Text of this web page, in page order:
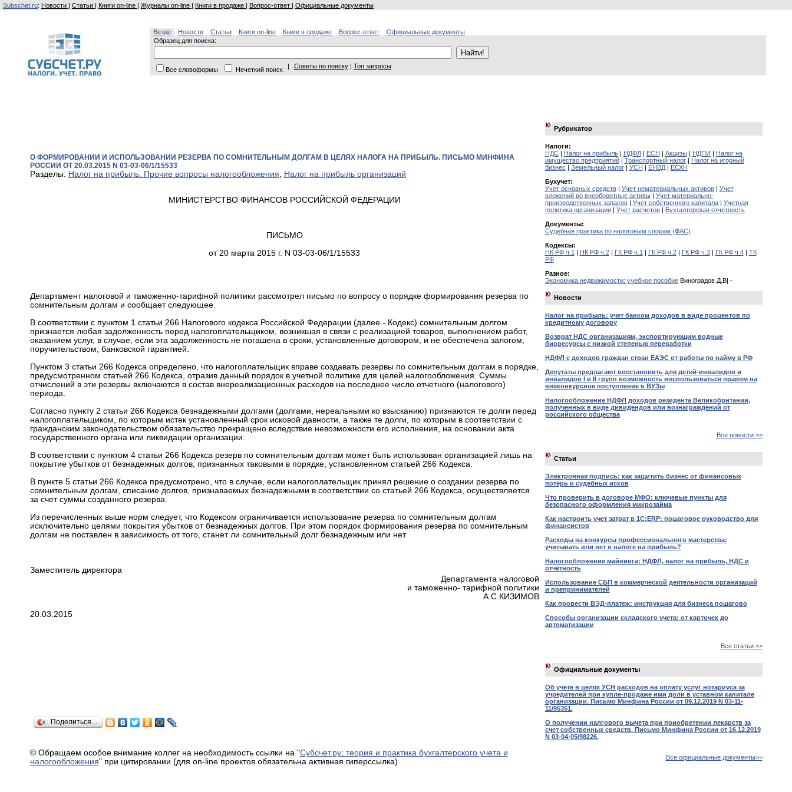
Subschet.ru: Новости | Статьи | Книги on-line | Журналы on-line | Книги в продаже | Вопрос-ответ | Официальные документы
Везде Новости Статьи Книги on-line Книги в продаже Вопрос-ответ
Официальные документы
Образец для поиска:
Все словоформы Нечеткий поиск | Советы по поиску | Топ запросы
О ФОРМИРОВАНИИ И ИСПОЛЬЗОВАНИИ РЕЗЕРВА ПО СОМНИТЕЛЬНЫМ ДОЛГАМ В ЦЕЛЯХ НАЛОГА НА ПРИБЫЛЬ. ПИСЬМО МИНФИНА
РОССИИ ОТ 20.03.2015 N 03-03-06/1/15533
Разделы: Налог на прибыль. Прочие вопросы налогообложения, Налог на прибыль организаций
МИНИСТЕРСТВО ФИНАНСОВ РОССИЙСКОЙ ФЕДЕРАЦИИ
ПИСЬМО
от 20 марта 2015 г. N 03-03-06/1/15533
Департамент налоговой и таможенно-тарифной политики рассмотрел письмо по вопросу о порядке формирования резерва по
сомнительным долгам и сообщает следующее.
В соответствии с пунктом 1 статьи 266 Налогового кодекса Российской Федерации (далее - Кодекс) сомнительным долгом
признается любая задолженность перед налогоплательщиком, возникшая в связи с реализацией товаров, выполнением работ,
оказанием услуг, в случае, если эта задолженность не погашена в сроки, установленные договором, и не обеспечена залогом,
поручительством, банковской гарантией.
Пунктом 3 статьи 266 Кодекса определено, что налогоплательщик вправе создавать резервы по сомнительным долгам в порядке,
предусмотренном статьей 266 Кодекса, отразив данный порядок в учетной политике для целей налогообложения. Суммы
отчислений в эти резервы включаются в состав внереализационных расходов на последнее число отчетного (налогового)
периода.
Согласно пункту 2 статьи 266 Кодекса безнадежными долгами (долгами, нереальными ко взысканию) признаются те долги перед
налогоплательщиком, по которым истек установленный срок исковой давности, а также те долги, по которым в соответствии с
гражданским законодательством обязательство прекращено вследствие невозможности его исполнения, на основании акта
государственного органа или ликвидации организации.
В соответствии с пунктом 4 статьи 266 Кодекса резерв по сомнительным долгам может быть использован организацией лишь на
покрытие убытков от безнадежных долгов, признанных таковыми в порядке, установленном статьей 266 Кодекса.
В пункте 5 статьи 266 Кодекса предусмотрено, что в случае, если налогоплательщик принял решение о создании резерва по
сомнительным долгам, списание долгов, признаваемых безнадежными в соответствии со статьей 266 Кодекса, осуществляется
за счет суммы созданного резерва.
Из перечисленных выше норм следует, что Кодексом ограничивается использование резерва по сомнительным долгам
исключительно целями покрытия убытков от безнадежных долгов. При этом порядок формирования резерва по сомнительным
долгам не поставлен в зависимость от того, станет ли сомнительный долг безнадежным или нет.
Заместитель директора
Департамента налоговой
и таможенно- тарифной политики
А.С.КИЗИМОВ
20.03.2015
Поделиться…
© Обращаем особое внимание коллег на необходимость ссылки на "Субсчет.ру: теория и практика бухгалтерского учета и
налогообложения" при цитировании (для on-line проектов обязательна активная гиперссылка)
Рубрикатор
Налоги:
НДС| Налог на прибыль| НДФЛ| ЕСН | Акцизы| НДПИ | Налог на
имущество предприятий| Транспортный налог| Налог на игорный
бизнес | Земельный налог| УСН | ЕНВД| ЕСХН
Бухучет:
Учет основных средств| Учет нематериальных активов| Учет
вложений во внеоборотные активы| Учет материально-
производственных запасов| Учет собственного капитала| Учетная
политика организации| Учет расчетов| Бухгалтерская отчетность
Документы:
Судебная практика по налоговым спорам (ФАС)
Кодексы:
НК РФ ч.1 | НК РФ ч.2| ГК РФ ч.1 | ГК РФ ч.2| ГК РФ ч.3| ГК РФ ч.4| ТК
РФ
Разное:
Экономика недвижимости: учебное пособиеВиноградов Д.В| -
Новости
Налог на прибыль: учет банком доходов в виде процентов по
кредитному договору
Возврат НДС организациям, экспортирующим водные
биоресурсы с низкой степенью переработки
НДФЛ с доходов граждан стран ЕАЭС от работы по найму в РФ
Депутаты предлагают восстановить для детей-инвалидов и
инвалидов I и II групп возможность воспользоваться правом на
внеконкурсное поступление в ВУЗы
Налогообложение НДФЛ доходов резидента Великобритании,
полученных в виде дивидендов или вознаграждений от
российского общества
Все новости >>
Статьи
Электронная подпись: как защитить бизнес от финансовых
потерь и судебных исков
Что проверить в договоре МФО: ключевые пункты для
безопасного оформления микрозайма
Как настроить учет затрат в 1С:ERP: пошаговое руководство для
финансистов
Расходы на конкурсы профессионального мастерства:
учитывать или нет в налоге на прибыль?
Налогообложение майнинга: НДФЛ, налог на прибыль, НДС и
отчётность
Использование СБП в коммерческой деятельности организаций
и препринимателей
Как провести ВЭД-платеж: инструкция для бизнеса пошагово
Способы организации складского учета: от карточек до
автоматизации
Все статьи >>
Официальные документы
Об учете в целях УСН расходов на оплату услуг нотариуса за
учредителей при купле-продаже ими доли в уставном капитале
организации. Письмо Минфина России от 09.12.2019 N 03-11-
11/95351.
О получении налгового вычета при приобретении лекарств за
счет собственных средств. Письмо Минфина России от 16.12.2019
N 03-04-05/98226.
Все официальные документы>>